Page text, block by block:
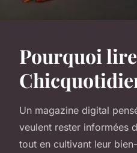
Pourquoi lire
Un magazine digital
veulent rester informées
tout en cultivant leur